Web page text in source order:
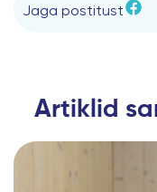
Jaga postitust
Artiklid